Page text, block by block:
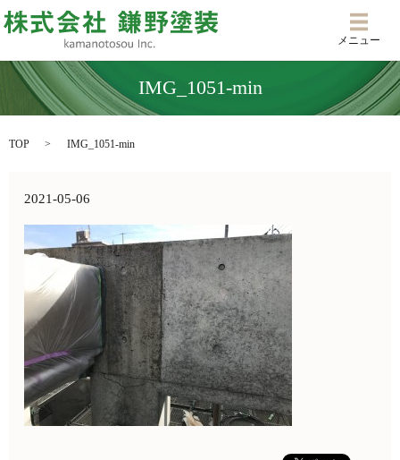
メニ
メニュー
IMG_1051-min
TOP IMG_1051-min
2021-05-06